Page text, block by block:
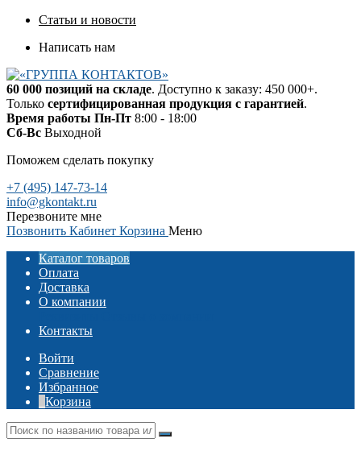
Статьи и новости
Написать нам
60 000 позиций на складе. Доступно к заказу: 450 000+.
Только сертифицированная продукция с гарантией.
Время работы Пн-Пт 8:00 - 18:00
Сб-Вс Выходной
Поможем сделать покупку
+7 (495) 147-73-14
info@gkontakt.ru
Перезвоните мне
Позвонить Кабинет Корзина Меню
Каталог товаров
Оплата
Доставка
О компании
Контакты
Войти
Сравнение
Избранное
Корзина